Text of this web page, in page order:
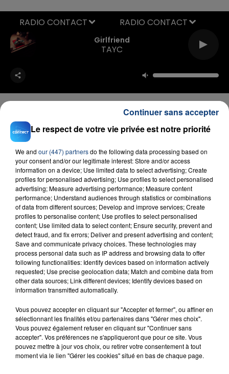
Girlfriend
TAYC
RADIO CONTACT
FIL D'ACTU
23 juillet 2026
INCENDIE MORTEL À LENS : UNE FEMME ET
SON BÉBÉ ENTRE LA VIE ET LA...
Un homme s'est immolé par le feu après avoir
aspergé sa compagne et leur bébé de trois mois
Le respect de votre vie privée est notre priorité
We and our (447) partnersdo the following data processing based on
your consent and/or our legitimate interest: Store and/or access
information on a device; Use limited data to select advertising; Create
profiles for personalised advertising; Use profiles to select personalised
advertising; Measure advertising performance; Measure content
performance; Understand audiences through statistics or combinations
of data from different sources; Develop and improve services; Create
profiles to personalise content; Use profiles to select personalised
content; Use limited data to select content; Ensure security, prevent and
detect fraud, and fix errors; Deliver and present advertising and content;
Save and communicate privacy choices. These technologies may
process personal data such as IP address and browsing data to offer
following functionalities: Identify devices based on information actively
requested; Use precise geolocation data; Match and combine data from
other data sources; Link different devices; Identify devices based on
information transmitted automatically.
Vous pouvez accepter en cliquant sur "Accepter et fermer", ou affiner en
sélectionnant les finalités et/ou partenaires dans "Gérer mes choix".
Vous pouvez également refuser en cliquant sur "Continuer sans
accepter". Vos préférences ne s'appliqueront que pour ce site. Vous
pouvez mettre à jour vos choix, ou retirer votre consentement à tout
moment via le lien "Gérer les cookies" situé en bas de chaque page.
Continuer sans accepter